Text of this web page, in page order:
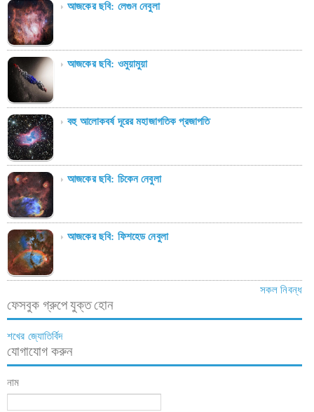
আজকের ছবি: লেগুন নেবুলা
আজকের ছবি: ওমুয়ামুয়া
বহু আলোকবর্ষ দূরের মহাজাগতিক প্রজাপতি
আজকের ছবি: চিকেন নেবুলা
আজকের ছবি: ফিশহেড নেবুলা
সকল নিবন্ধ
ফেসবুক গ্রুপে যুক্ত হোন
শখের জ্যোতির্বিদ
যোগাযোগ করুন
নাম